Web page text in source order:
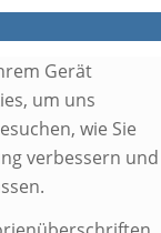
Gerät
um uns
wie Sie
verbessern und